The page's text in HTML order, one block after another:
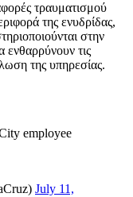
τραυματισμού
της ενυδρίδας,
στην
ενθαρρύνουν τις
της υπηρεσίας.
employee
July 11,